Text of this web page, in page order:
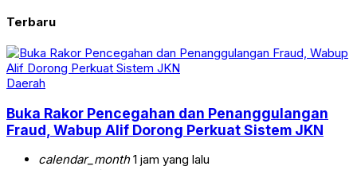
Terbaru
Daerah
Buka Rakor Pencegahan dan Penanggulangan
Fraud, Wabup Alif Dorong Perkuat Sistem JKN
calendar_month1 jam yang lalu